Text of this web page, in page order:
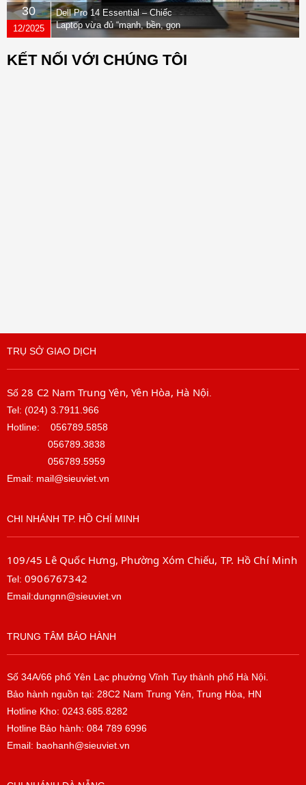
30
12/2025
Dell Pro 14 Essential – Chiếc
Laptop vừa đủ “mạnh, bền, gọn
nhẹ” dành cho dân văn phòng
KẾT NỐI VỚI CHÚNG TÔI
TRỤ SỞ GIAO DỊCH
Số 28 C2 Nam Trung Yên, Yên Hòa, Hà Nội
Tel: (024) 3.7911.966
Hotline: 056789.5858
056789.3838
056789.5959
Email: mail@sieuviet.vn
CHI NHÁNH TP. HỒ CHÍ MINH
109/45 Lê Quốc Hưng, Phường Xóm Chiếu, TP. Hồ Chí Minh
Tel: 0906767342
Email:dungnn@sieuviet.vn
TRUNG TÂM BẢO HÀNH
Số 34A/66 phố Yên Lạc phường Vĩnh Tuy thành phố Hà Nội.
Bảo hành nguồn tại: 28C2 Nam Trung Yên, Trung Hòa, HN
Hotline Kho: 0243.685.8282
Hotline Bảo hành: 084 789 6996
Email: baohanh@sieuviet.vn